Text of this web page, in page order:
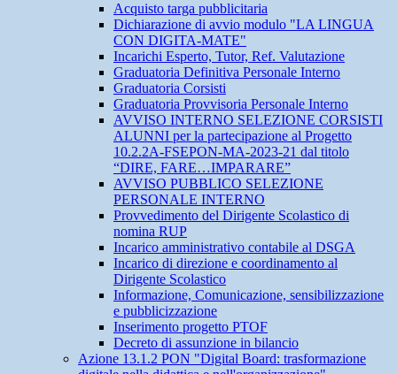
Acquisto targa pubblicitaria
Dichiarazione di avvio modulo "LA LINGUA
CON DIGITA-MATE"
Incarichi Esperto, Tutor, Ref. Valutazione
Graduatoria Definitiva Personale Interno
Graduatoria Corsisti
Graduatoria Provvisoria Personale Interno
AVVISO INTERNO SELEZIONE CORSISTI
ALUNNI per la partecipazione al Progetto
10.2.2A-FSEPON-MA-2023-21 dal titolo
“DIRE, FARE…IMPARARE”
AVVISO PUBBLICO SELEZIONE
PERSONALE INTERNO
Provvedimento del Dirigente Scolastico di
nomina RUP
Incarico amministrativo contabile al DSGA
Incarico di direzione e coordinamento al
Dirigente Scolastico
Informazione, Comunicazione, sensibilizzazione
e pubblicizzazione
Inserimento progetto PTOF
Decreto di assunzione in bilancio
Azione 13.1.2 PON "Digital Board: trasformazione